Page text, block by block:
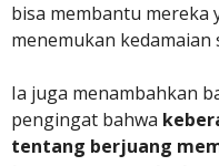
bisa membantu mereka
menemukan kedamaian
Ia juga menambahkan
pengingat bahwa
tentang berjuang